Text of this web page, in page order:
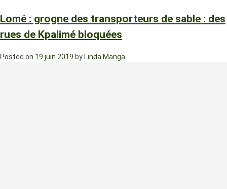
Lomé : grogne des transporteurs de sable : des
rues de Kpalimé bloquées
Posted on 19 juin 2019 by Linda Manga